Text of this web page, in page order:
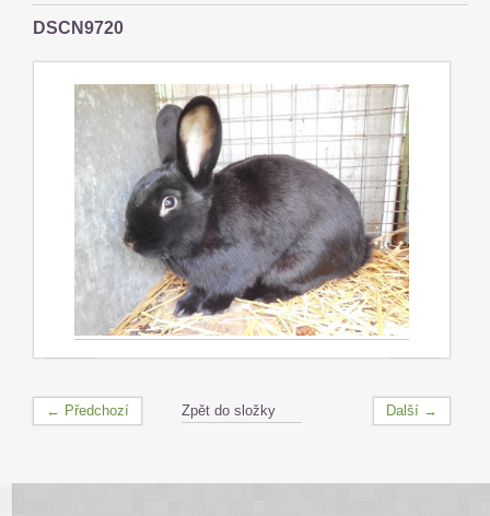
DSCN9720
← Předchozí Další →
Zpět do složky